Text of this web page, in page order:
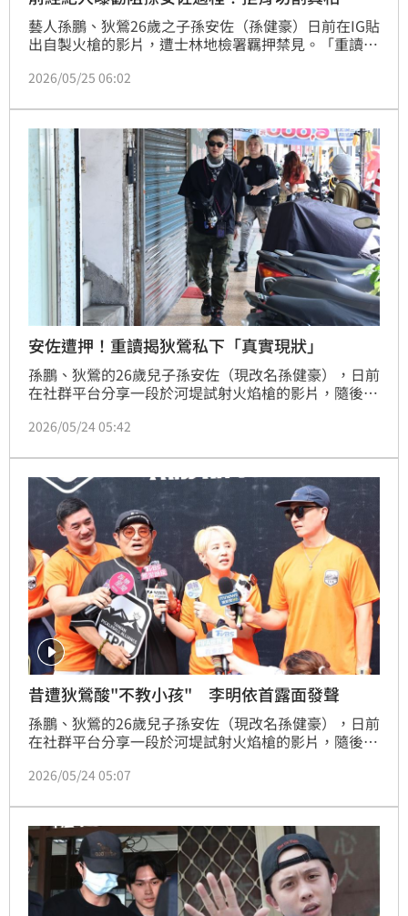
藝人孫鵬、狄鶯26歲之子孫安佐（孫健豪）日前在IG貼
出自製火槍的影片，遭士林地檢署羈押禁見。「重讀天
佐遭逮捕前，一心研究槍枝發明「並不是要傷害他
2026/05/25 06:02
安佐遭押！重讀揭狄鶯私下「真實現狀」
孫鵬、狄鶯的26歲兒子孫安佐（現改名孫健豪），日前
在社群平台分享一段於河堤試射火焰槍的影片，隨後因
院裁定羈押禁見，重讀天月因而結束與孫安佐合作，先
認，今也露面受訪了。
2026/05/24 05:42
昔遭狄鶯酸"不教小孩" 李明依首露面發聲
孫鵬、狄鶯的26歲兒子孫安佐（現改名孫健豪），日前
在社群平台分享一段於河堤試射火焰槍的影片，隨後因
院裁定羈押禁見，過往狄鶯在節目上與李明依的對話也
面談及狄鶯。
2026/05/24 05:07